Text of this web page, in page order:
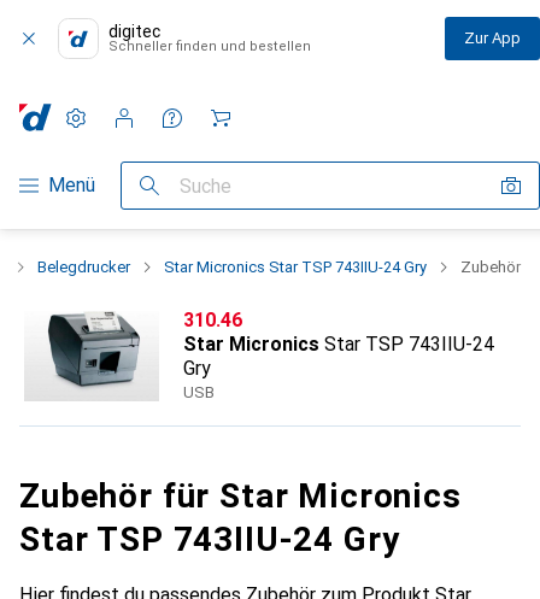
digitec
Schneller finden und bestellen Zur App
Navigation nach Kategorien
Menü Suche
Einstellungen
Kundenkonto
Vergleichslisten
Merklisten
Warenkorb
Belegdrucker Star Micronics Star TSP 743IIU-24 Gry Zubehör
CHF
310.46
Star Micronics Star TSP 743IIU-24
Gry
USB
Zubehör für Star Micronics
Star TSP 743IIU-24 Gry